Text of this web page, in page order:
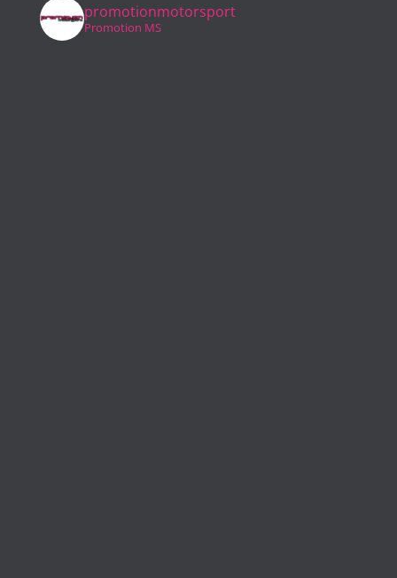
promotionmotorsport
Promotion MS